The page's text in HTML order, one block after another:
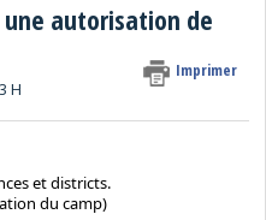
autorisation de
Imprimer
H
et districts.
du camp)